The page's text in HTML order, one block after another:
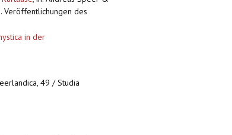
Veröffentlichungen des
in der
49 / Studia